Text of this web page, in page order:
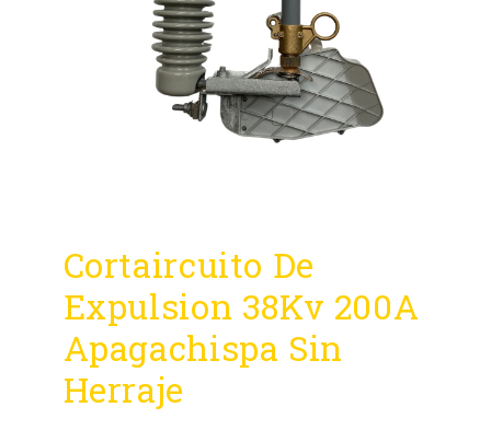
Cortaircuito De
Expulsion 38Kv 200A
Apagachispa Sin
Herraje